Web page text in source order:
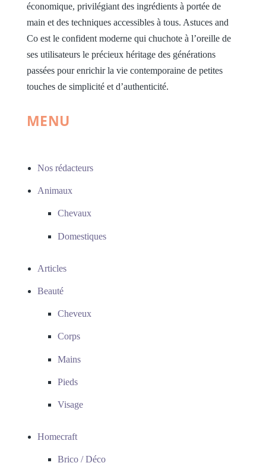
économique, privilégiant des ingrédients à portée de
main et des techniques accessibles à tous. Astuces and
Co est le confident moderne qui chuchote à l’oreille de
ses utilisateurs le précieux héritage des générations
passées pour enrichir la vie contemporaine de petites
touches de simplicité et d’authenticité.
MENU
Nos rédacteurs
Animaux
Chevaux
Domestiques
Articles
Beauté
Cheveux
Corps
Mains
Pieds
Visage
Homecraft
Brico / Déco